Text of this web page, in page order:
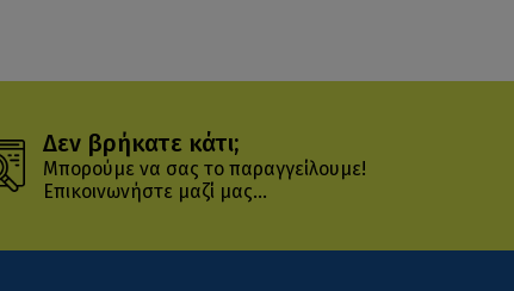
Δεν βρήκατε κάτι;
Μπορούμε να σας το παραγγείλουμε!
Επικοινωνήστε μαζί μας...